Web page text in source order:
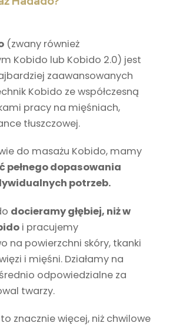
(zwany również
Kobido lub Kobido 2.0) jest
zaawansowanych
Kobido ze współczesną
pracy na mięśniach,
tłuszczowej.
do masażu Kobido, mamy
pełnego dopasowania
potrzeb.
docieramy głębiej, niż w
i pracujemy
na powierzchni skóry, tkanki
i mięśni. Działamy na
odpowiedzialne za
twarzy.
znacznie więcej, niż chwilowe